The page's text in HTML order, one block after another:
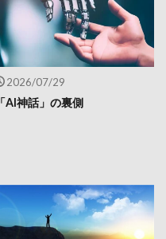
2026/07/29
「AI神話」の裏側